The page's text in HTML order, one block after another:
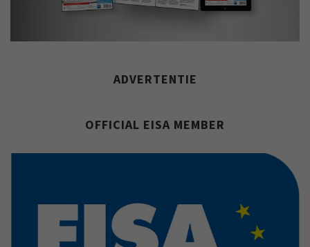
ADVERTENTIE
OFFICIAL EISA MEMBER